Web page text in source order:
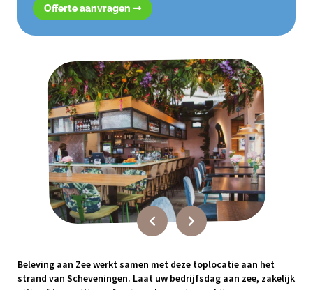
Offerte aanvragen
Beleving aan Zee werkt samen met deze toplocatie aan het
strand van Scheveningen. Laat uw bedrijfsdag aan zee, zakelijk